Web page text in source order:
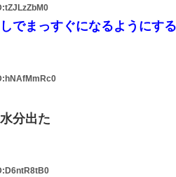
でまっすぐになるようにす
分出た